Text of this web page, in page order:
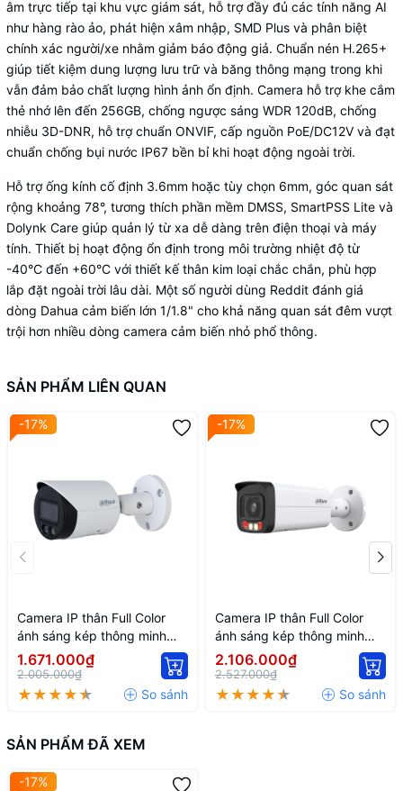
âm trực tiếp tại khu vực giám sát, hỗ trợ đầy đủ các tính năng AI
như hàng rào ảo, phát hiện xâm nhập, SMD Plus và phân biệt
chính xác người/xe nhằm giảm báo động giả. Chuẩn nén H.265+
giúp tiết kiệm dung lượng lưu trữ và băng thông mạng trong khi
vẫn đảm bảo chất lượng hình ảnh ổn định. Camera hỗ trợ khe cắm
thẻ nhớ lên đến 256GB, chống ngược sáng WDR 120dB, chống
nhiễu 3D-DNR, hỗ trợ chuẩn ONVIF, cấp nguồn PoE/DC12V và đạt
chuẩn chống bụi nước IP67 bền bỉ khi hoạt động ngoài trời.
Hỗ trợ ống kính cố định 3.6mm hoặc tùy chọn 6mm, góc quan sát
rộng khoảng 78°, tương thích phần mềm DMSS, SmartPSS Lite và
Dolynk Care giúp quản lý từ xa dễ dàng trên điện thoại và máy
tính. Thiết bị hoạt động ổn định trong môi trường nhiệt độ từ
-40°C đến +60°C với thiết kế thân kim loại chắc chắn, phù hợp
lắp đặt ngoài trời lâu dài. Một số người dùng Reddit đánh giá
dòng Dahua cảm biến lớn 1/1.8" cho khả năng quan sát đêm vượt
trội hơn nhiều dòng camera cảm biến nhỏ phổ thông.
SẢN PHẨM LIÊN QUAN
-17%
Camera IP thân Full Color
ánh sáng kép thông minh
2MP DH-IPC-HFW2249S-S-
IL
1.671.000₫
2.005.000₫
-17%
Camera IP thân Full Color
ánh sáng kép thông minh
DH-IPC-HFW2449T-AS-IL
2.106.000₫
2.527.000₫
SẢN PHẨM ĐÃ XEM
-17%